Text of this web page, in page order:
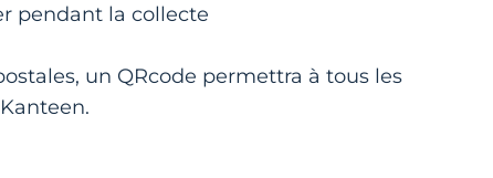
pendant la collecte
un QRcode permettra à tous les